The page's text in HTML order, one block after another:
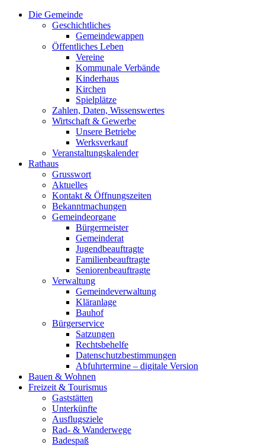
Die Gemeinde
Geschichtliches
Gemeindewappen
Öffentliches Leben
Vereine
Kommunale Verbände
Kinderhaus
Kirchen
Spielplätze
Zahlen, Daten, Wissenswertes
Wirtschaft & Gewerbe
Unsere Betriebe
Werksverkauf
Veranstaltungskalender
Rathaus
Grusswort
Aktuelles
Kontakt & Öffnungszeiten
Bekanntmachungen
Gemeindeorgane
Bürgermeister
Gemeinderat
Jugendbeauftragte
Familienbeauftragte
Seniorenbeauftragte
Verwaltung
Gemeindeverwaltung
Kläranlage
Bauhof
Bürgerservice
Satzungen
Rechtsbehelfe
Datenschutzbestimmungen
Abfuhrtermine – digitale Version
Bauen & Wohnen
Freizeit & Tourismus
Gaststätten
Unterkünfte
Ausflugsziele
Rad- & Wanderwege
Badespaß